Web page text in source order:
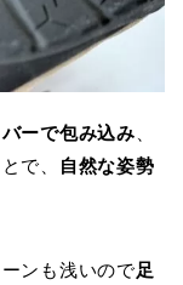
ーで包み込み、
で、
自然な姿勢
ンも浅いので足